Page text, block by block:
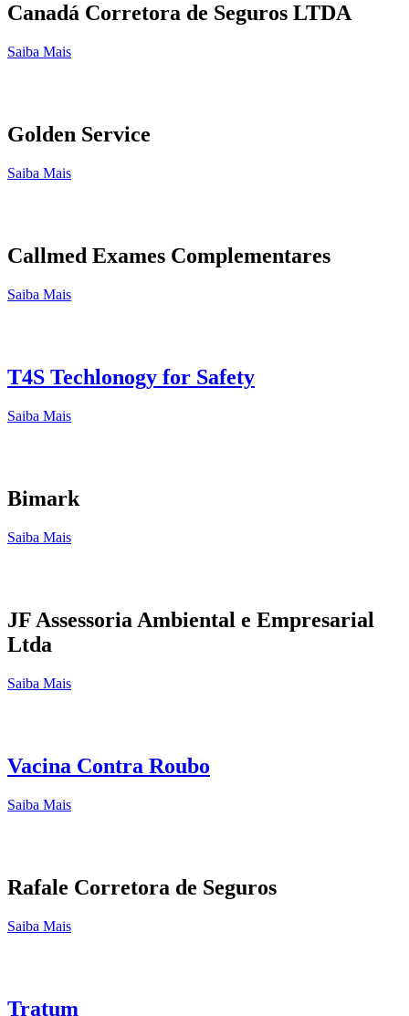
Canadá Corretora de Seguros LTDA
Saiba Mais
Golden Service
Saiba Mais
Callmed Exames Complementares
Saiba Mais
T4S Techlonogy for Safety
Saiba Mais
Bimark
Saiba Mais
JF Assessoria Ambiental e Empresarial
Ltda
Saiba Mais
Vacina Contra Roubo
Saiba Mais
Rafale Corretora de Seguros
Saiba Mais
Tratum